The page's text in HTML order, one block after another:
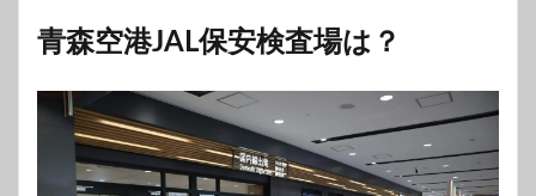
青森空港JAL保安検査場は？